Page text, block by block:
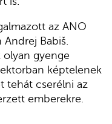
az ANO
Babiš.
olyan gyenge
képtelenek
tehát cserélni az
emberekre.